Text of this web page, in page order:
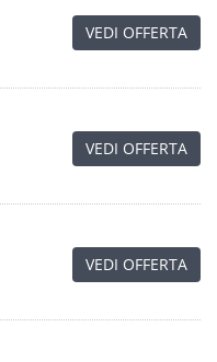
VEDI OFFERTA
VEDI OFFERTA
VEDI OFFERTA